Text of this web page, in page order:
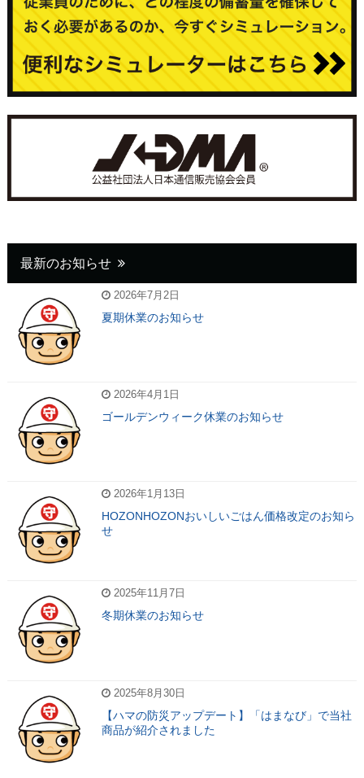
最新のお知らせ
2026年7月2日
夏期休業のお知らせ
2026年4月1日
ゴールデンウィーク休業のお知らせ
2026年1月13日
HOZONHOZONおいしいごはん価格改定のお知ら
せ
2025年11月7日
冬期休業のお知らせ
2025年8月30日
【ハマの防災アップデート】「はまなび」で当社
商品が紹介されました